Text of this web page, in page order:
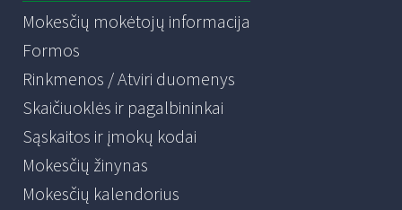
Mokesčių mokėtojų informacija
Formos
Rinkmenos / Atviri duomenys
Skaičiuoklės ir pagalbininkai
Sąskaitos ir įmokų kodai
Mokesčių žinynas
Mokesčių kalendorius